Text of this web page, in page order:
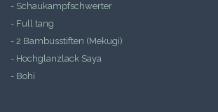
- Schaukampfschwerter
- Full tang
- 2 Bambusstiften (Mekugi)
- Hochglanzlack Saya
- Bohi